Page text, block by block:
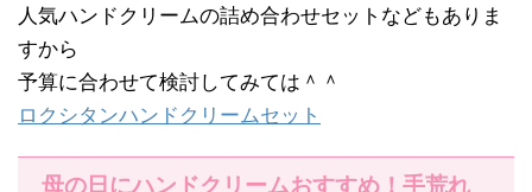
人気ハンドクリームの詰め合わせセットなどもありま
すから
予算に合わせて検討してみては＾＾
ロクシタンハンドクリームセット
母の日にハンドクリームおすすめ！手荒れ